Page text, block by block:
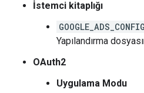
İstemci kitaplığı
Yapılandırma
OAuth2
Uygulama Modu